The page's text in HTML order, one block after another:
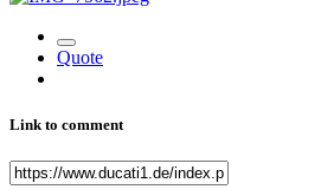
Quote
Link to comment